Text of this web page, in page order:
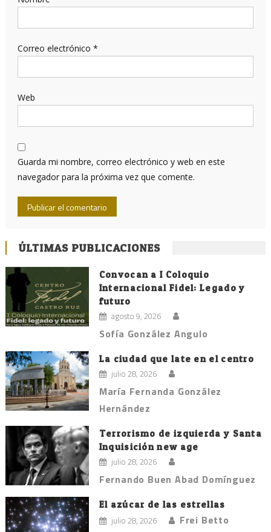
Correo electrónico *
Web
Guarda mi nombre, correo electrónico y web en este
navegador para la próxima vez que comente.
ÚLTIMAS PUBLICACIONES
Convocan a I Coloquio
Internacional Fidel: Legado y
futuro
agosto 9, 2026
Sofía González Angulo
La ciudad que late en el centro
julio 28, 2026
María Fernanda González
Hernández
Terrorismo de izquierda y Santa
Inquisición new age
julio 28, 2026
Fernando Buen Abad Domínguez
El azúcar de las estrellas
julio 28, 2026 Frei Betto